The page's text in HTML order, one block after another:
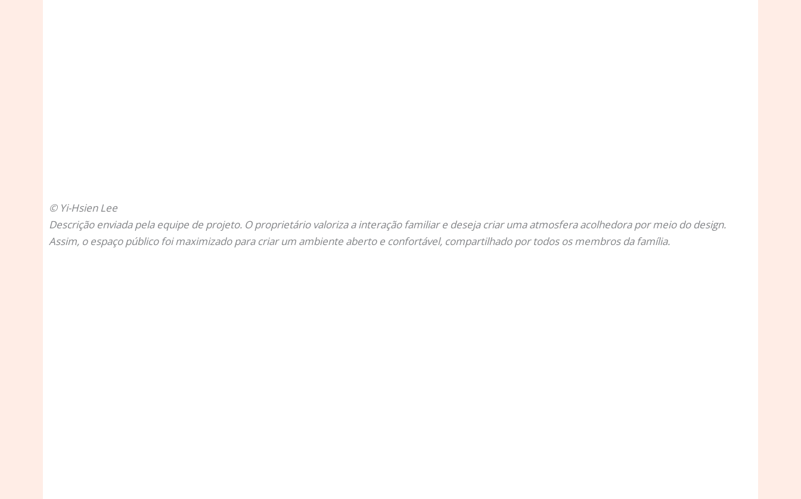
© Yi-Hsien Lee
Descrição enviada pela equipe de projeto. O proprietário valoriza a interação familiar e deseja criar uma atmosfera acolhedora por meio do design.
Assim, o espaço público foi maximizado para criar um ambiente aberto e confortável, compartilhado por todos os membros da família.